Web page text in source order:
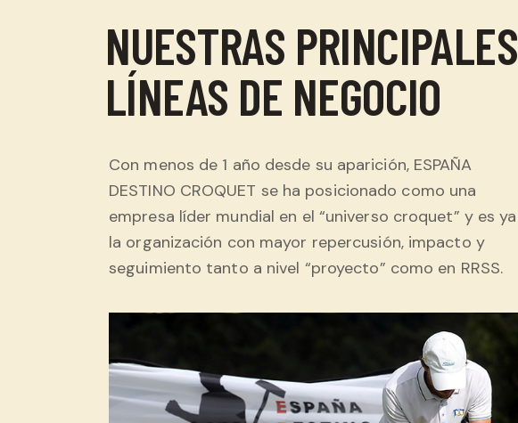
NUESTRAS PRINCIPALES
LÍNEAS DE NEGOCIO
Con menos de 1 año desde su aparición, ESPAÑA
DESTINO CROQUET se ha posicionado como una
empresa líder mundial en el “universo croquet” y es ya
la organización con mayor repercusión, impacto y
seguimiento tanto a nivel “proyecto” como en RRSS.